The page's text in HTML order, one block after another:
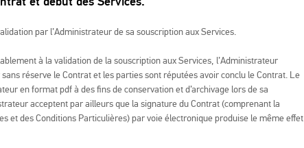
par l’Administrateur de sa souscription aux Services.
à la validation de la souscription aux Services, l’Administrateur
réserve le Contrat et les parties sont réputées avoir conclu le Contrat. Le
en format pdf à des fins de conservation et d’archivage lors de sa
acceptent par ailleurs que la signature du Contrat (comprenant la
et des Conditions Particulières) par voie électronique produise le même effet